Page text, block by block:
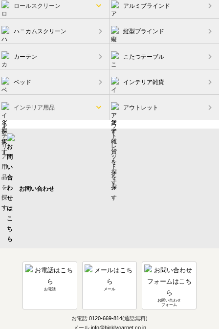
ロールスクリーン アルミブラインド
ハニカムスクリーン 縦型ブラインド
カーテン こたつテーブル
ベッド インテリア雑貨
インテリア用品 アウトレット
お問い合わせ
お電話 メール
お問い合わせ
フォーム
お電話 0120-669-814(通話無料)
メール info@bicklycarpet.co.jp